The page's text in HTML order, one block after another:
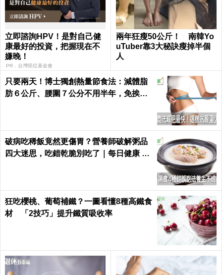
立即諮詢HPV！是對自己健
康最好的投資，把握現在不
嫌晚！
PR．台灣癌症基金會
兩年狂瘦50公斤！ 南韓Yo
uTuber靠3大秘訣瘦掉半個
人
只要兩天！博士獨創熱量節食法：減體脂
肪６公斤、腰圍７公分不用半年，免挨餓
破病吃稀飯竟然更傷胃？營養師破解粥品
四大迷思，吃錯乾脆別吃了｜每日健康 He
狂吃櫻桃、葡萄補鐵？一圖看懂8種高鐵食
材 「2技巧」提升鐵質吸收率